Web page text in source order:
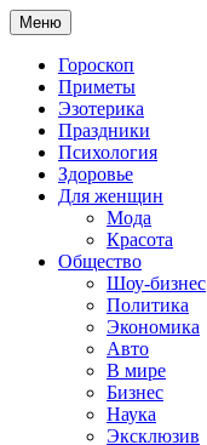
Меню
Гороскоп
Приметы
Эзотерика
Праздники
Психология
Здоровье
Для женщин
Мода
Красота
Общество
Шоу-бизнес
Политика
Экономика
Авто
В мире
Бизнес
Наука
Эксклюзив